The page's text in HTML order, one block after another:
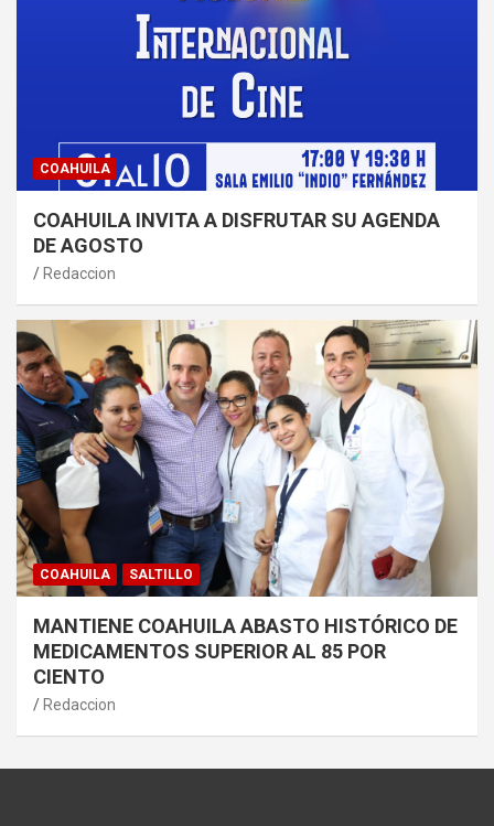
COAHUILA
COAHUILA INVITA A DISFRUTAR SU AGENDA
DE AGOSTO
Redaccion
COAHUILA SALTILLO
MANTIENE COAHUILA ABASTO HISTÓRICO DE
MEDICAMENTOS SUPERIOR AL 85 POR
CIENTO
Redaccion